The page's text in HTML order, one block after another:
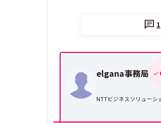
1
elgana事務局
NTTビジネスソリューシ